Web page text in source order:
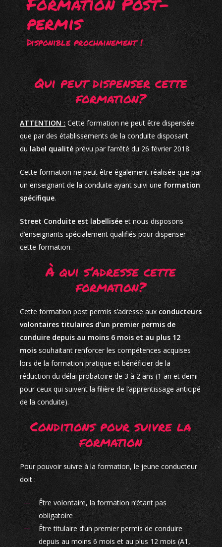
permis
Disponible prochainement !
Qui peut dispenser cette
formation?
ATTENTION : Cette formation ne peut être dispensée
que par des établissements de la conduite disposant
dulabel qualité prévu par l’arrêté du 26 février 2018.
Cette formation ne peut être également réalisée que par
un enseignant de la conduite ayant suivi uneformation
spécifique.
StreetConduite est labelliséeet nous disposons
d’enseignants spécialement qualifiés pour dispenser
cette formation.
À qui s’adresse cette
formation?
Cette formation post permis s’adresse auxconducteurs
volontaires titulaires d’un premier permis de
conduire depuis au moins 6 mois et au plus 12
mois souhaitant renforcer les compétences acquises
lors de la formation pratique et bénéficier de la
réduction du délai probatoire de 3 à 2 ans (1 an et demi
pour ceux qui suivent la filière de l’apprentissage anticipé
de la conduite).
Conditions pour suivre la
formation
Pour pouvoir suivre à la formation, le jeune conducteur
doit :
Être volontaire, la formation n’étant pas
obligatoire
Être titulaire d’un premier permis de conduire
depuis au moins 6 mois et au plus 12 mois (A1,